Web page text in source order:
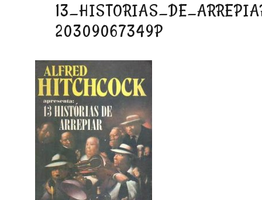
20309067349P